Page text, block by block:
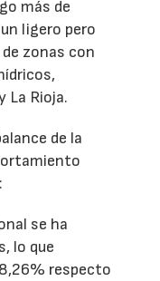
más de
ligero pero
zonas con
La Rioja.
de la
se ha
lo que
respecto